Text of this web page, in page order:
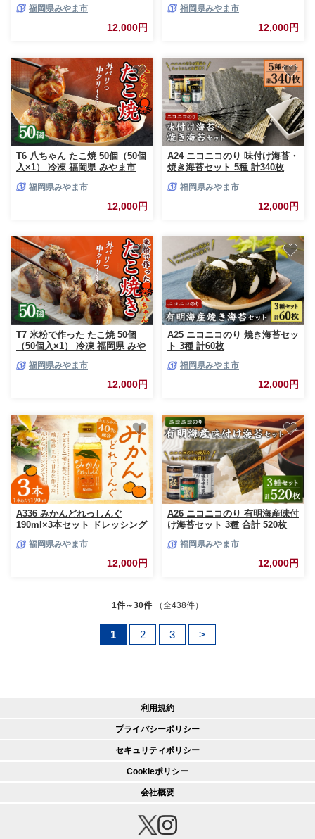
～12月上旬迄順次発送予定】
福岡県みやま市
12,000円
のり ノリ 有明海苔 有明のり 有
明ノリ 有明産 焼き海苔 焼きの
り 焼きノリ 30枚 セット
福岡県みやま市
12,000円
T6 八ちゃん たこ焼 50個（50個
入×1） 冷凍 福岡県 みやま市
福岡県みやま市
12,000円
A24 ニコニコのり 味付け海苔・
焼き海苔セット 5種 計340枚
福岡県みやま市
12,000円
T7 米粉で作った たこ焼 50個
（50個入×1） 冷凍 福岡県 みや
福岡県みやま市
12,000円
A25 ニコニコのり 焼き海苔セッ
ト 3種 計60枚
福岡県みやま市
12,000円
A336 みかんどれっしんぐ
190ml×3本セット ドレッシング
理 サラダドレッシング ミカン
福岡県みやま市
12,000円
A26 ニコニコのり 有明海産味付
け海苔セット 3種 合計 520枚
福岡県みやま市
12,000円
1件～30件 （全438件）
1 2 3 >
利用規約
プライバシーポリシー
セキュリティポリシー
Cookieポリシー
会社概要